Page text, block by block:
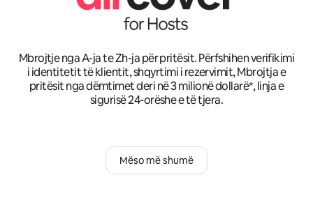
Mbrojtje nga A-ja te Zh-ja për pritësit. Përfshihen verifikimi
i identitetit të klientit, shqyrtimi i rezervimit, Mbrojtja e
pritësit nga dëmtimet deri në 3 milionë dollarë*, linja e
sigurisë 24-orëshe e të tjera.
Mëso më shumë